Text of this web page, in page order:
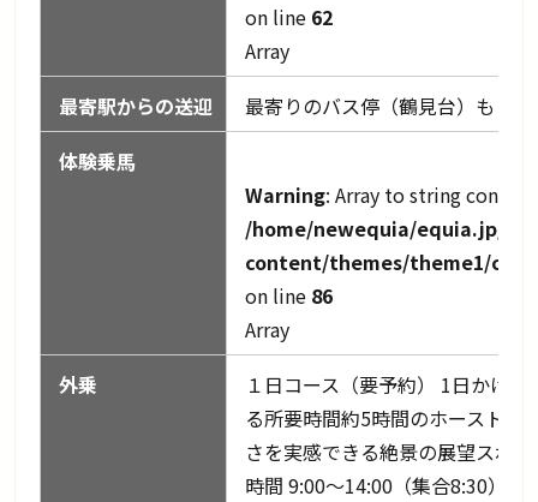
on line 62
Array
最寄駅からの送迎
最寄りのバス停（鶴見台）もし
体験乗馬
Warning: Array to string
/home/newequia/equia.jp/
content/themes/theme1/
on line 86
Array
外乗
１日コース（要予約） 1日かけ
る所要時間約5時間のホーストレ
さを実感できる絶景の展望スポ
時間 9:00〜14:00（集合8:30）